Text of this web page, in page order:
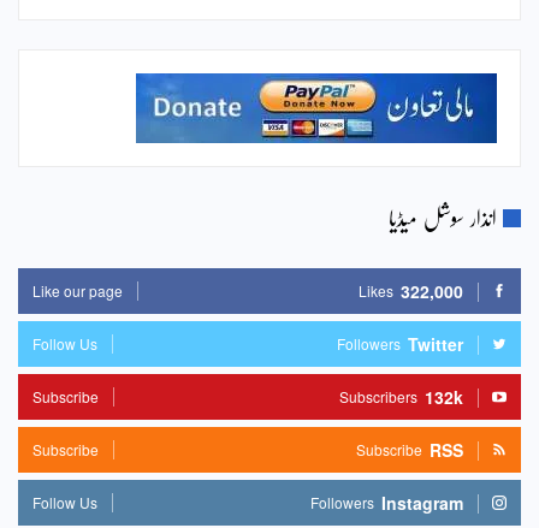
انذار سوشل میڈیا
322,000
Likes
Like our page
Twitter
Followers
Follow Us
132k
Subscribers
Subscribe
RSS
Subscribe
Subscribe
Instagram
Followers
Follow Us